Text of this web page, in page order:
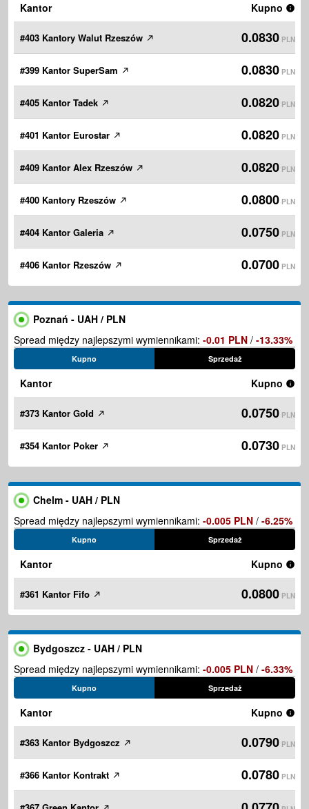
Kantor Kupno
#403 Kantory Walut Rzeszów 0.0830 PLN
#399 Kantor SuperSam 0.0830 PLN
#405 Kantor Tadek 0.0820 PLN
#401 Kantor Eurostar 0.0820 PLN
#409 Kantor Alex Rzeszów 0.0820 PLN
#400 Kantory Rzeszów 0.0800 PLN
#404 Kantor Galeria 0.0750 PLN
#406 Kantor Rzeszów 0.0700 PLN
Poznań - UAH / PLN
Spread między najlepszymi wymiennikami: -0.01 PLN / -13.33%
Kupno Sprzedaż
Kantor Kupno
#373 Kantor Gold 0.0750 PLN
#354 Kantor Poker 0.0730 PLN
Chelm - UAH / PLN
Spread między najlepszymi wymiennikami: -0.005 PLN / -6.25%
Kupno Sprzedaż
Kantor Kupno
#361 Kantor Fifo 0.0800 PLN
Bydgoszcz - UAH / PLN
Spread między najlepszymi wymiennikami: -0.005 PLN / -6.33%
Kupno Sprzedaż
Kantor Kupno
#363 Kantor Bydgoszcz 0.0790 PLN
#366 Kantor Kontrakt 0.0780 PLN